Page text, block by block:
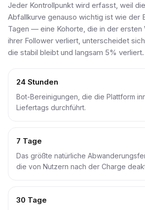
Jeder Kontrollpunkt wird erfasst, weil
Abfallkurve genauso wichtig ist wie der
Tagen — eine Kohorte, die in der ersten
ihrer Follower verliert, unterscheidet
die stabil bleibt und langsam 5% verliert.
24 Stunden
Bot-Bereinigungen, die die Plattform
Liefertags durchführt.
7 Tage
Das größte natürliche
die von Nutzern nach der Charge
30 Tage